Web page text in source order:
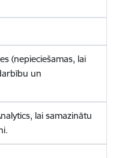
(nepieciešamas, lai
un
lai samazinātu